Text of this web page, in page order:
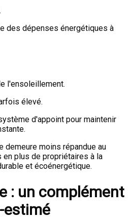
des dépenses énergétiques à
l'ensoleillement.
élevé.
d'appoint pour maintenir
demeure moins répandue au
en plus de propriétaires à la
et écoénergétique.
: un complément
estimé